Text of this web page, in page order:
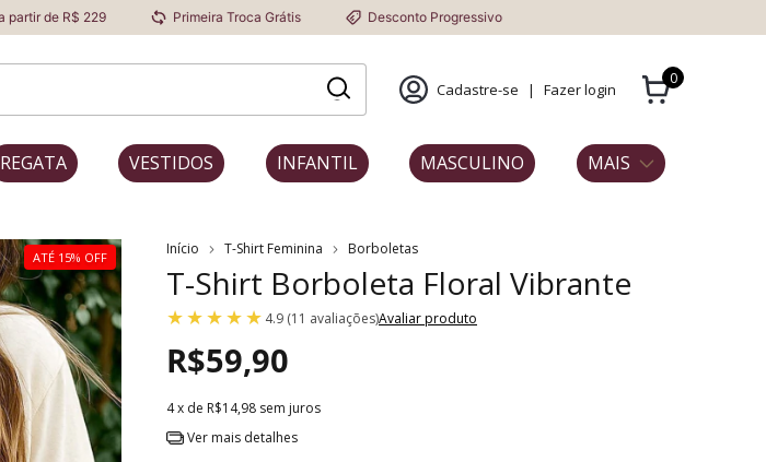
Primeira Troca Grátis Desconto Progressivo
Cadastre-se | Fazer login
0
REGATA VESTIDOS INFANTIL MASCULINO MAIS
ATÉ 15% OFF Início T-Shirt Feminina Borboletas
T-Shirt Borboleta Floral Vibrante
4.9 (11 avaliações)Avaliar produto
R$59,90
4x de R$14,98 sem juros
Ver mais detalhes